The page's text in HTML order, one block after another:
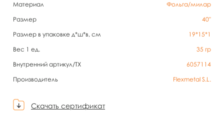
Материал
Фольга/милар
Размер
40"
Размер в упаковке д*ш*в, см
19*15*1
Вес 1 ед.
35 гр
Внутренний артикул/TX
6057114
Производитель
Flexmetal S.L.
Скачать сертификат